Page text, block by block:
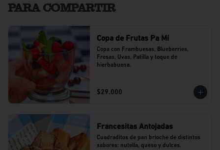
PARA COMPARTIR
Copa de Frutas Pa Mí
Copa con Frambuesas, Blueberries,
Fresas, Uvas, Patilla y toque de
hierbabuena.
$29.000
Francesitas Antojadas
Cuadraditos de pan brioche de distintos
sabores: nutella, queso y dulces.